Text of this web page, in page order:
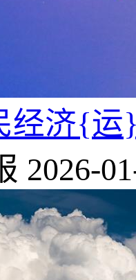
经济{运
2026-